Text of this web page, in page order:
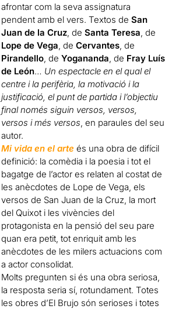
afrontar com la seva assignatura
pendent amb el vers. Textos deSan
Juan de la Cruz, deSanta Teresa, de
Lope de Vega, deCervantes, de
Pirandello, deYogananda, de Fray Luís
de León… Un espectacle en el qual el
centre i la perifèria, la motivació i la
justificació, el punt de partida i l’objectiu
final només siguin versos, versos,
versos i més versos, en paraules del seu
autor.
Mi vida en el arteés una obra de difícil
definició: la comèdia i la poesia i tot el
bagatge de l’actor es relaten al costat de
les anècdotes de Lope de Vega, els
versos de San Juan de la Cruz, la mort
del Quixot i les vivències del
protagonista en la pensió del seu pare
quan era petit, tot enriquit amb les
anècdotes de les milers actuacions com
a actor consolidat.
Molts pregunten si és una obra seriosa,
la resposta seria sí, rotundament. Totes
les obres d’El Brujo són serioses i totes